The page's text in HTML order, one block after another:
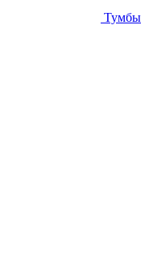
Тумбы